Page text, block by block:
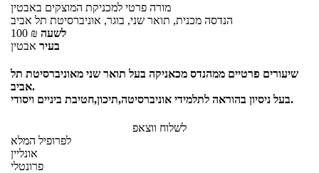
מורה פרטי למכניקת המוצקים באבטין
הנדסה מכנית, תואר שני, בוגר, אוניברסיטת תל אביב
100 ₪ לשעה
בעיר אבטין
שיעורים פרטיים ממהנדס מכאניקה בעל תואר שני מאוניברסיטת תל
אביב.
בעל ניסיון בהוראה לתלמידי אוניברסיטה,תיכון,חטיבת ביניים ויסודי.
לשלוח ווצאפ
לפרופיל המלא
אונליין
פרונטלי